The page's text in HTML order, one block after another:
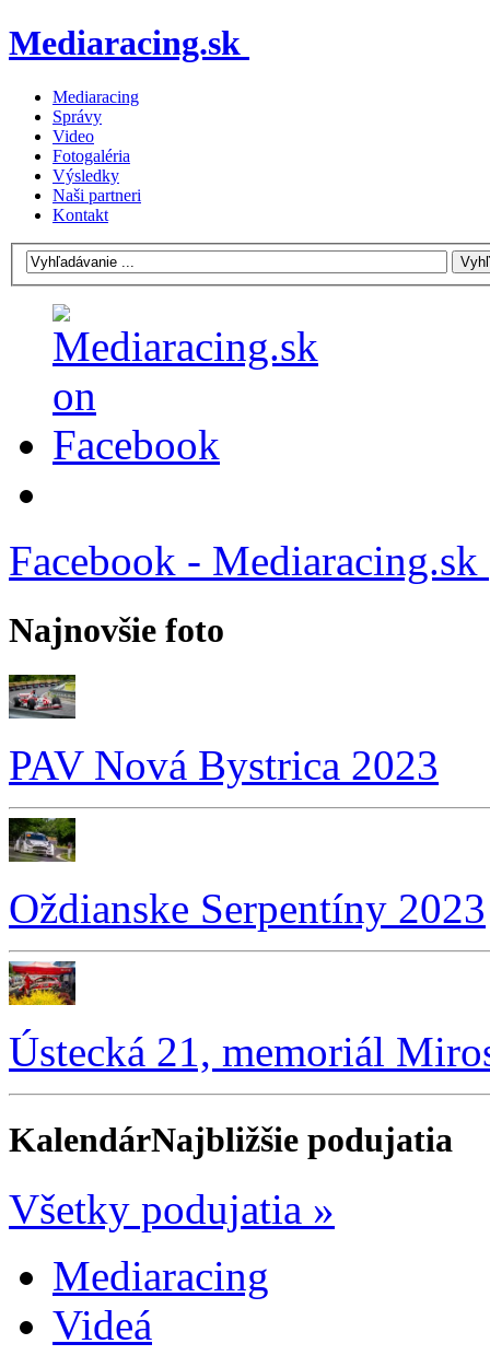
Mediaracing.sk
Mediaracing
Správy
Video
Fotogaléria
Výsledky
Naši partneri
Kontakt
Facebook - Mediaracing.sk
Najnovšie foto
PAV Nová Bystrica 2023
Oždianske Serpentíny 2023
Ústecká 21, memoriál
KalendárNajbližšie podujatia
Všetky podujatia »
Mediaracing
Videá